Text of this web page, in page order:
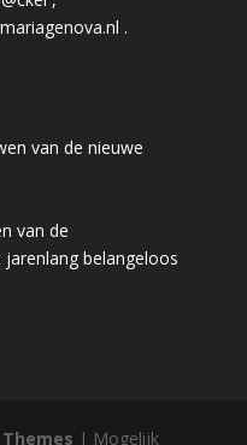
.
van de nieuwe
van de
belangeloos
| Mogelijk